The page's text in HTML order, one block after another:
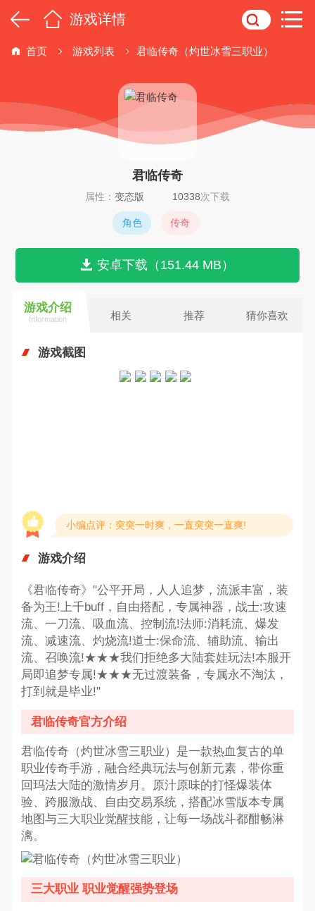
游戏详情
首页 游戏列表 君临传奇（灼世冰雪三职业）
君临传奇
属性： 变态版 10338次下载
角色 传奇
安卓下载（151.44 MB）
游戏介绍
Information 相关 推荐 猜你喜欢
游戏截图
小编点评：突突一时爽，一直突突一直爽!
游戏介绍
《君临传奇》"公平开局，人人追梦，流派丰富，装
备为王!上千buff，自由搭配，专属神器，战士:攻速
流、一刀流、吸血流、控制流!法师:消耗流、爆发
流、减速流、灼烧流!道士:保命流、辅助流、输出
流、召唤流!★★★我们拒绝多大陆套娃玩法!本服开
局即追梦专属!★★★无过渡装备，专属永不淘汰，
打到就是毕业!"
君临传奇官方介绍
君临传奇（灼世冰雪三职业）是一款热血复古的单
职业传奇手游，融合经典玩法与创新元素，带你重
回玛法大陆的激情岁月。原汁原味的打怪爆装体
验、跨服激战、自由交易系统，搭配冰雪版本专属
地图与三大职业觉醒技能，让每一场战斗都酣畅淋
漓。
三大职业 职业觉醒强势登场